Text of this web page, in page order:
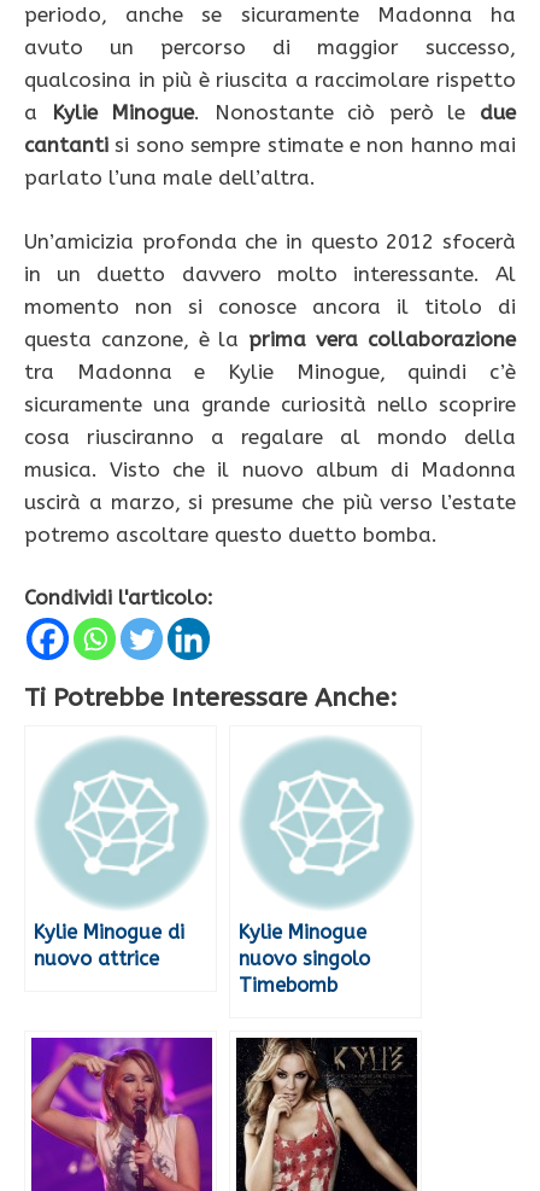
periodo, anche se sicuramente Madonna ha
avuto un percorso di maggior successo,
qualcosina in più è riuscita a raccimolare rispetto
a
Kylie Minogue. Nonostante ciò però le due
cantanti si sono sempre stimate e non hanno mai
parlato l’una male dell’altra.
Un’amicizia profonda che in questo 2012 sfocerà
in un duetto davvero molto interessante. Al
momento non si conosce ancora il titolo di
questa canzone, è la prima vera collaborazione
tra Madonna e Kylie Minogue, quindi c’è
sicuramente una grande curiosità nello scoprire
cosa riusciranno a regalare al mondo della
musica. Visto che il nuovo album di Madonna
uscirà a marzo, si presume che più verso l’estate
potremo ascoltare questo duetto bomba.
Condividi l'articolo:
Ti Potrebbe Interessare Anche:
Kylie Minogue di
nuovo attrice
Kylie Minogue
nuovo singolo
Timebomb